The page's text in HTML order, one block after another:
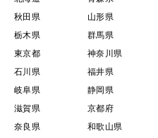
秋田県
山形県
栃木県
群馬県
東京都
神奈川県
石川県
福井県
岐阜県
静岡県
滋賀県
京都府
奈良県
和歌山県